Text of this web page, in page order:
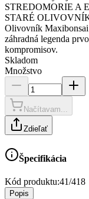
STREDOMORIE A
STARÉ
Olivovník
záhradná legenda
kompromisov.
Skladom
Množstvo
Načítavam...
Zdieľať
Špecifikácia
Kód produktu:41/418
Popis